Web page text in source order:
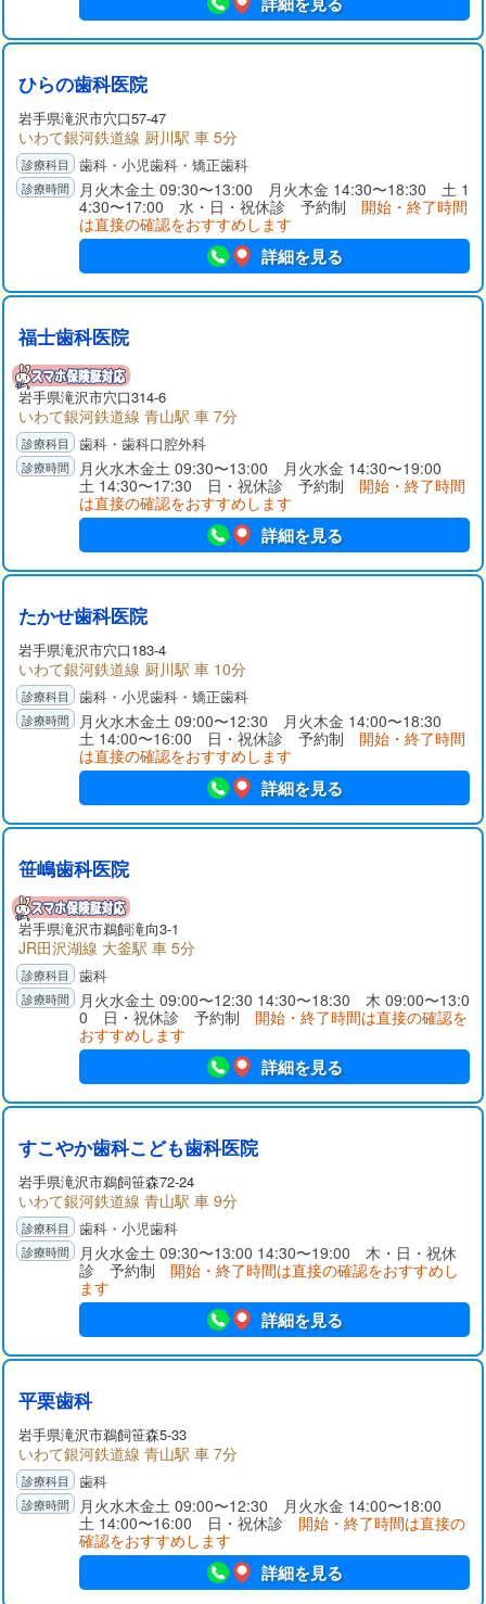
詳細を見る
ひらの歯科医院
岩手県滝沢市穴口57-47
いわて銀河鉄道線 厨川駅 車 5分
歯科・小児歯科・矯正歯科
月火木金土 09:30〜13:00 月火木金 14:30〜18:30 土 1
4:30〜17:00 水・日・祝休診 予約制 開始・終了時間
は直接の確認をおすすめします
詳細を見る
福士歯科医院
岩手県滝沢市穴口314-6
いわて銀河鉄道線 青山駅 車 7分
歯科・歯科口腔外科
月火水木金土 09:30〜13:00 月火水金 14:30〜19:00
土 14:30〜17:30 日・祝休診 予約制 開始・終了時間
は直接の確認をおすすめします
詳細を見る
たかせ歯科医院
岩手県滝沢市穴口183-4
いわて銀河鉄道線 厨川駅 車 10分
歯科・小児歯科・矯正歯科
月火水木金土 09:00〜12:30 月火木金 14:00〜18:30
土 14:00〜16:00 日・祝休診 予約制 開始・終了時間
は直接の確認をおすすめします
詳細を見る
笹嶋歯科医院
岩手県滝沢市鵜飼滝向3-1
JR田沢湖線 大釜駅 車 5分
歯科
月火水金土 09:00〜12:30 14:30〜18:30 木 09:00〜13:0
0 日・祝休診 予約制 開始・終了時間は直接の確認を
おすすめします
詳細を見る
すこやか歯科こども歯科医院
岩手県滝沢市鵜飼笹森72-24
いわて銀河鉄道線 青山駅 車 9分
歯科・小児歯科
月火水金土 09:30〜13:00 14:30〜19:00 木・日・祝休
診 予約制 開始・終了時間は直接の確認をおすすめし
ます
詳細を見る
平栗歯科
岩手県滝沢市鵜飼笹森5-33
いわて銀河鉄道線 青山駅 車 7分
歯科
月火水木金土 09:00〜12:30 月火水金 14:00〜18:00
土 14:00〜16:00 日・祝休診 開始・終了時間は直接の
確認をおすすめします
詳細を見る